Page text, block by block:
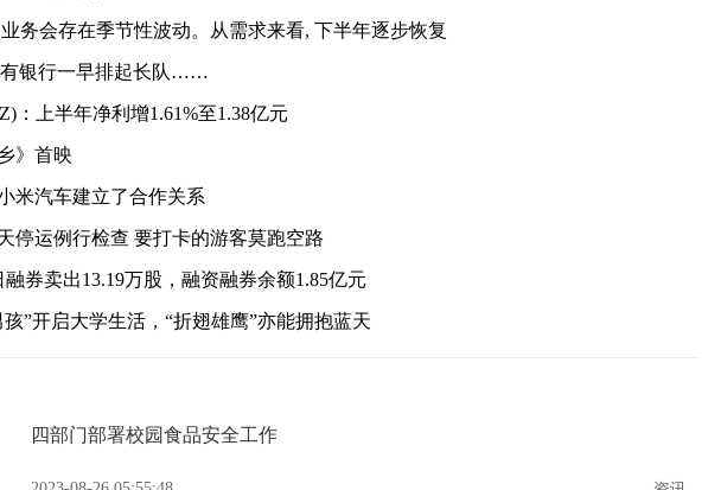
务会存在季节性波动。从需求来看, 下半年逐步恢复
有银行一早排起长队……
：上半年净利增1.61%至1.38亿元
》首映
米汽车建立了合作关系
停运例行检查 要打卡的游客莫跑空路
券卖出13.19万股，融资融券余额1.85亿元
”开启大学生活，“折翅雄鹰”亦能拥抱蓝天
四部门部署校园食品安全工作